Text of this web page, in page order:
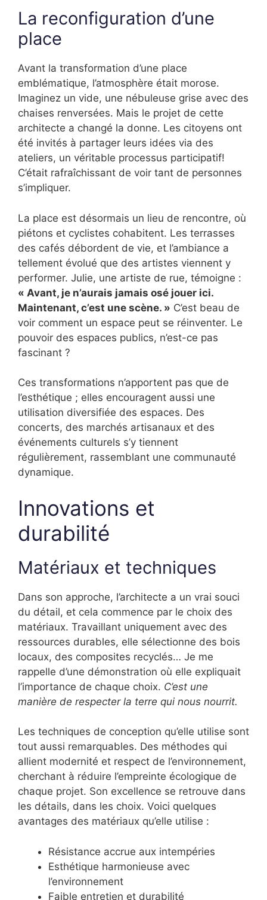
La reconfiguration d’une
place
Avant la transformation d’une place
emblématique, l’atmosphère était morose.
Imaginez un vide, une nébuleuse grise avec des
chaises renversées. Mais le projet de cette
architecte a changé la donne. Les citoyens ont
été invités à partager leurs idées via des
ateliers, un véritable processus participatif!
C’était rafraîchissant de voir tant de personnes
s’impliquer.
La place est désormais un lieu de rencontre, où
piétons et cyclistes cohabitent. Les terrasses
des cafés débordent de vie, et l’ambiance a
tellement évolué que des artistes viennent y
performer. Julie, une artiste de rue, témoigne :
« Avant, je n’aurais jamais osé jouer ici.
Maintenant, c’est une scène. » C’est beau de
voir comment un espace peut se réinventer. Le
pouvoir des espaces publics, n’est-ce pas
fascinant ?
Ces transformations n’apportent pas que de
l’esthétique ; elles encouragent aussi une
utilisation diversifiée des espaces. Des
concerts, des marchés artisanaux et des
événements culturels s’y tiennent
régulièrement, rassemblant une communauté
dynamique.
Innovations et
durabilité
Matériaux et techniques
Dans son approche, l’architecte a un vrai souci
du détail, et cela commence par le choix des
matériaux. Travaillant uniquement avec des
ressources durables, elle sélectionne des bois
locaux, des composites recyclés… Je me
rappelle d’une démonstration où elle expliquait
l’importance de chaque choix. C’est une
manière de respecter la terre qui nous nourrit.
Les techniques de conception qu’elle utilise sont
tout aussi remarquables. Des méthodes qui
allient modernité et respect de l’environnement,
cherchant à réduire l’empreinte écologique de
chaque projet. Son excellence se retrouve dans
les détails, dans les choix. Voici quelques
avantages des matériaux qu’elle utilise :
Résistance accrue aux intempéries
Esthétique harmonieuse avec
l’environnement
Faible entretien et durabilité